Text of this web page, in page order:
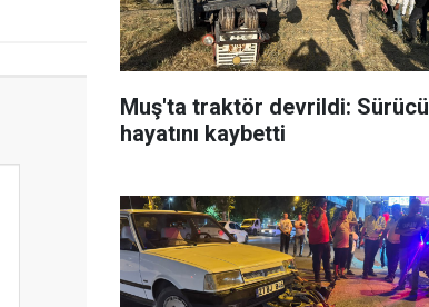
Muş'ta traktör devrildi: Sürücü
hayatını kaybetti